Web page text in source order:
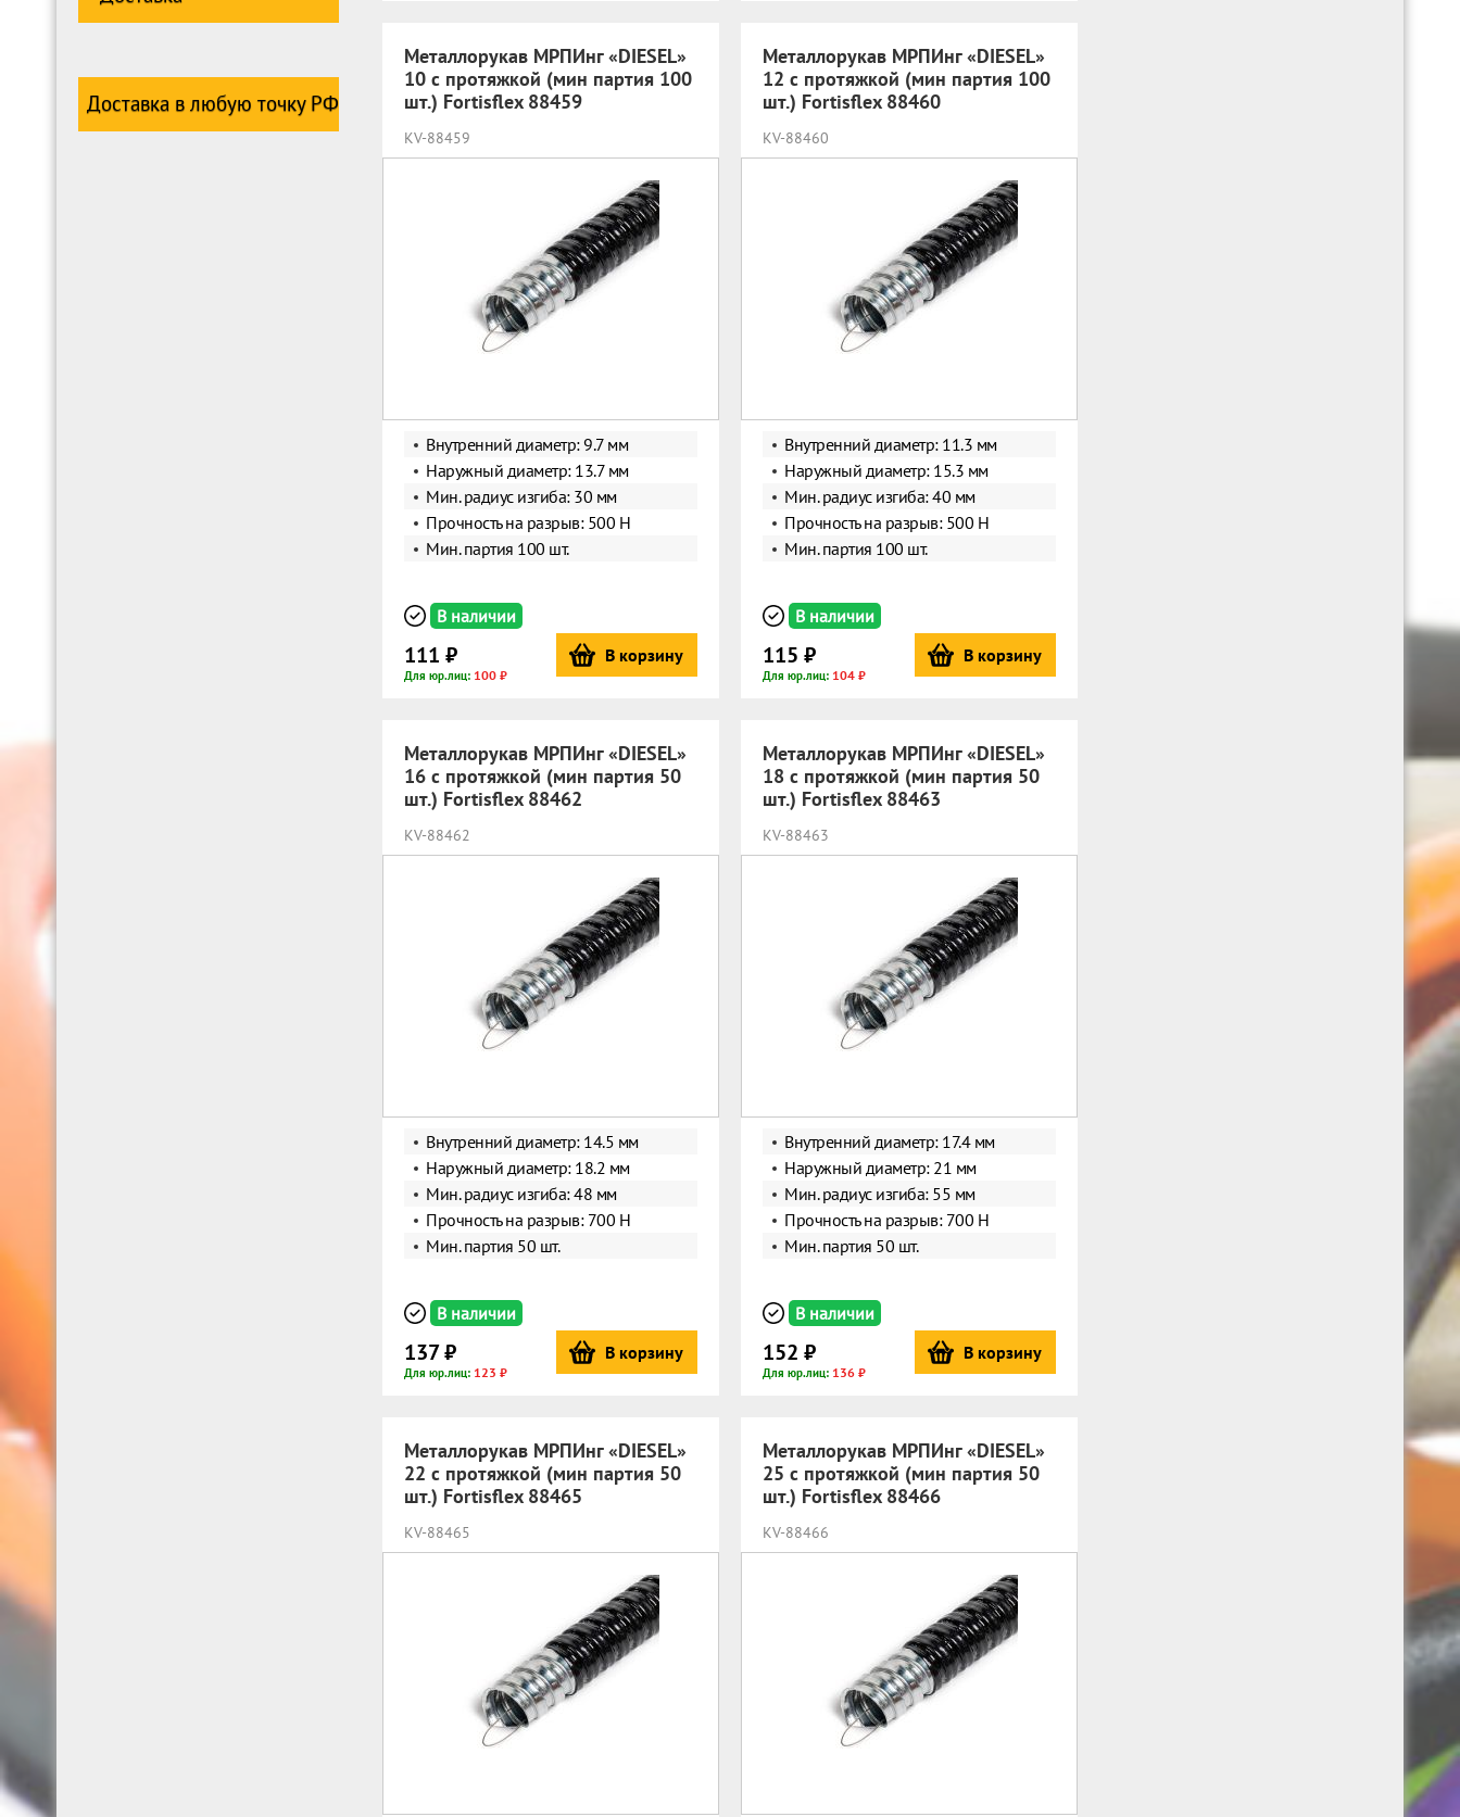
Доставка в любую точку РФ
Металлорукав МРПИнг «DIESEL»
10 с протяжкой (мин партия 100
шт.) Fortisflex 88459
KV-88459
Внутренний диаметр: 9.7 мм
Наружный диаметр: 13.7 мм
Мин. радиус изгиба: 30 мм
Прочность на разрыв: 500 Н
Мин. партия 100 шт.
В наличии
111 ₽
Для юр.лиц: 100 ₽
В корзину
Металлорукав МРПИнг «DIESEL»
12 с протяжкой (мин партия 100
шт.) Fortisflex 88460
KV-88460
Внутренний диаметр: 11.3 мм
Наружный диаметр: 15.3 мм
Мин. радиус изгиба: 40 мм
Прочность на разрыв: 500 Н
Мин. партия 100 шт.
В наличии
115 ₽
Для юр.лиц: 104 ₽
В корзину
Металлорукав МРПИнг «DIESEL»
16 с протяжкой (мин партия 50
шт.) Fortisflex 88462
KV-88462
Внутренний диаметр: 14.5 мм
Наружный диаметр: 18.2 мм
Мин. радиус изгиба: 48 мм
Прочность на разрыв: 700 Н
Мин. партия 50 шт.
В наличии
137 ₽
Для юр.лиц: 123 ₽
В корзину
Металлорукав МРПИнг «DIESEL»
18 с протяжкой (мин партия 50
шт.) Fortisflex 88463
KV-88463
Внутренний диаметр: 17.4 мм
Наружный диаметр: 21 мм
Мин. радиус изгиба: 55 мм
Прочность на разрыв: 700 Н
Мин. партия 50 шт.
В наличии
152 ₽
Для юр.лиц: 136 ₽
В корзину
Металлорукав МРПИнг «DIESEL»
22 с протяжкой (мин партия 50
шт.) Fortisflex 88465
KV-88465
Металлорукав МРПИнг «DIESEL»
25 с протяжкой (мин партия 50
шт.) Fortisflex 88466
KV-88466